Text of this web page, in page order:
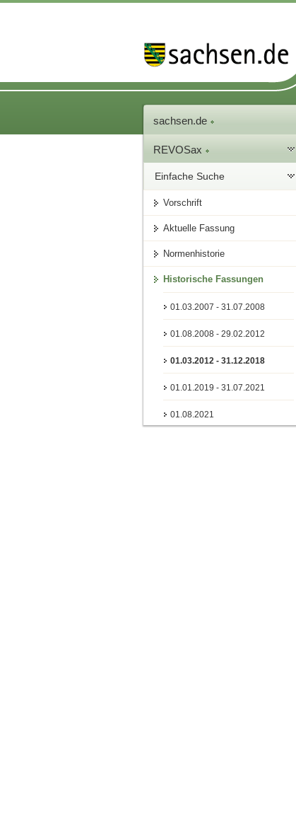
sachsen.de
REVOSax
Einfache Suche
Vorschrift
Aktuelle Fassung
Normenhistorie
Historische Fassungen
01.03.2007 - 31.07.2008
01.08.2008 - 29.02.2012
01.03.2012 - 31.12.2018
01.01.2019 - 31.07.2021
01.08.2021